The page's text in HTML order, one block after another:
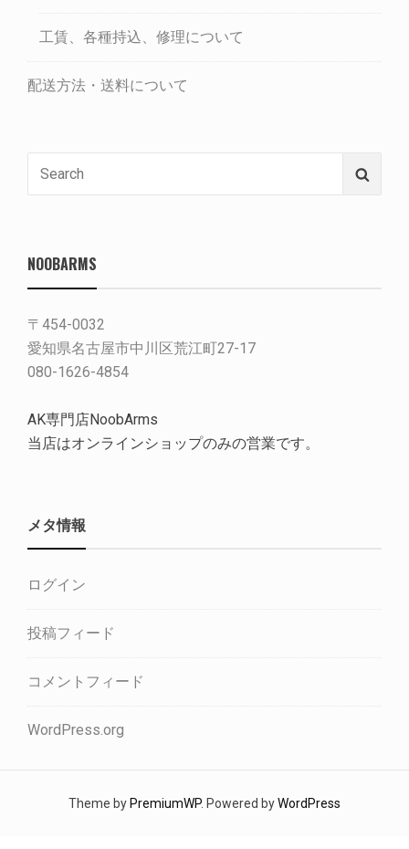
工賃、各種持込、修理について
配送方法・送料について
NOOBARMS
〒454-0032
愛知県名古屋市中川区荒江町27-17
080-1626-4854
AK専門店NoobArms
当店はオンラインショップのみの営業です。
メタ情報
ログイン
投稿フィード
コメントフィード
WordPress.org
Theme by PremiumWP. Powered byWordPress